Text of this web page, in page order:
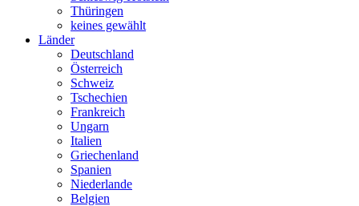
Thüringen
keines gewählt
Länder
Deutschland
Österreich
Schweiz
Tschechien
Frankreich
Ungarn
Italien
Griechenland
Spanien
Niederlande
Belgien